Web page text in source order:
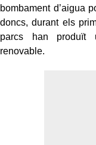
bombament d’aigua
doncs, durant els
parcs han produït
renovable.